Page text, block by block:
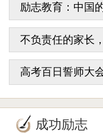
励志教育：中国
不负责任的家长
高考百日誓师大
成功励志